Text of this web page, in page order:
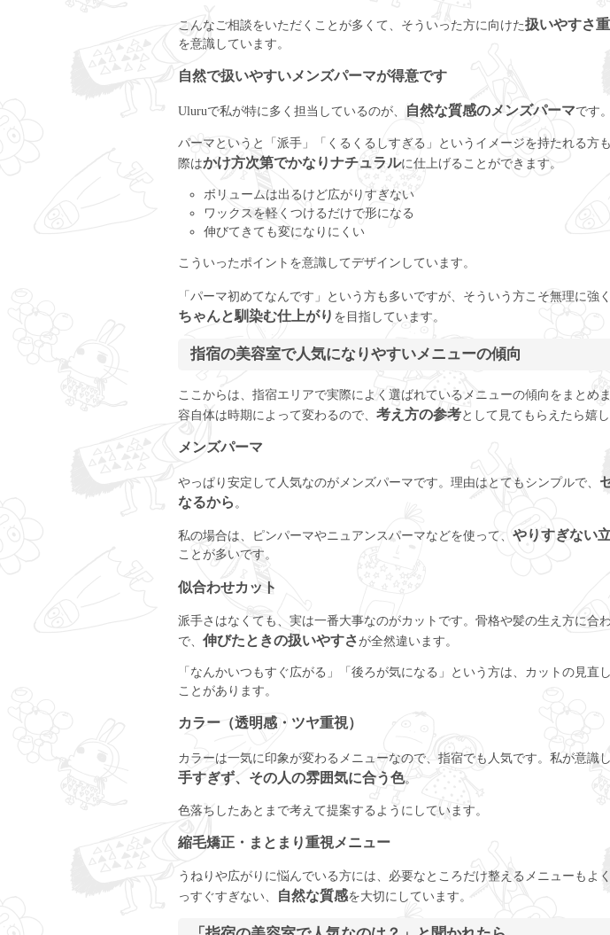
こんなご相談をいただくことが多くて、そういった方に向けた扱いやすさ
を意識しています。
自然で扱いやすいメンズパーマが得意です
Uluruで私が特に多く担当しているのが、 自然な質感のメンズパーマです。
パーマというと「派手」「くるくるしすぎる」というイメージを持たれる方
際はかけ方次第でかなりナチュラルに仕上げることができます。
ボリュームは出るけど広がりすぎない
ワックスを軽くつけるだけで形になる
伸びてきても変になりにくい
こういったポイントを意識してデザインしています。
「パーマ初めてなんです」という方も多いですが、そういう方こそ無理に強く
ちゃんと馴染む仕上がり を目指しています。
指宿の美容室で人気になりやすいメニューの傾向
ここからは、指宿エリアで実際によく選ばれているメニューの傾向をまとめ
容自体は時期によって変わるので、 考え方の参考として見てもらえたら嬉し
メンズパーマ
やっぱり安定して人気なのがメンズパーマです。理由はとてもシンプルで、
なるから 。
私の場合は、ピンパーマやニュアンスパーマなどを使って、 やりすぎない
ことが多いです。
似合わせカット
派手さはなくても、実は一番大事なのがカットです。骨格や髪の生え方に合
で、 伸びたときの扱いやすさが全然違います。
「なんかいつもすぐ広がる」「後ろが気になる」という方は、カットの見直
ことがあります。
カラー（透明感・ツヤ重視）
カラーは一気に印象が変わるメニューなので、指宿でも人気です。私が意識し
手すぎず、その人の雰囲気に合う色。
色落ちしたあとまで考えて提案するようにしています。
縮毛矯正・まとまり重視メニュー
うねりや広がりに悩んでいる方には、必要なところだけ整えるメニューもよ
っすぐすぎない、
自然な質感を大切にしています。